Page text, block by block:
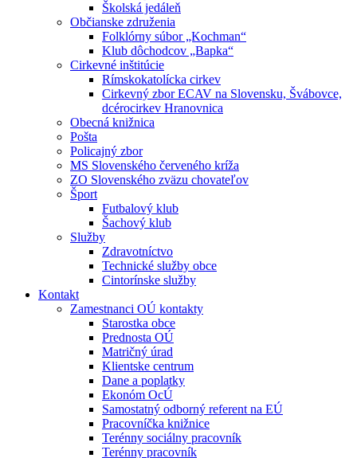
Školská jedáleň
Občianske združenia
Folklórny súbor „Kochman“
Klub dôchodcov „Bapka“
Cirkevné inštitúcie
Rímskokatolícka cirkev
Cirkevný zbor ECAV na Slovensku, Švábovce,
dcérocirkev Hranovnica
Obecná knižnica
Pošta
Policajný zbor
MS Slovenského červeného kríža
ZO Slovenského zväzu chovateľov
Šport
Futbalový klub
Šachový klub
Služby
Zdravotníctvo
Technické služby obce
Cintorínske služby
Kontakt
Zamestnanci OÚ kontakty
Starostka obce
Prednosta OÚ
Matričný úrad
Klientske centrum
Dane a poplatky
Ekonóm OcÚ
Samostatný odborný referent na EÚ
Pracovníčka knižnice
Terénny sociálny pracovník
Terénny pracovník